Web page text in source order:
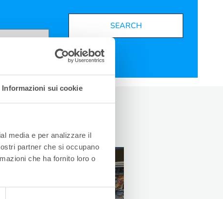
Informazioni sui cookie
media e per analizzare il
partner che si occupano
che ha fornito loro o
SEARCH